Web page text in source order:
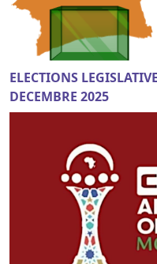
ELECTIONS
DECEMBRE 2025